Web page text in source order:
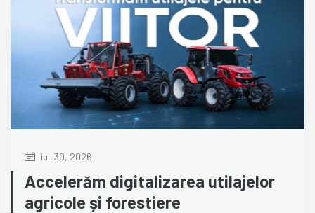
iul. 30, 2026
Accelerăm digitalizarea utilajelor
agricole și forestiere